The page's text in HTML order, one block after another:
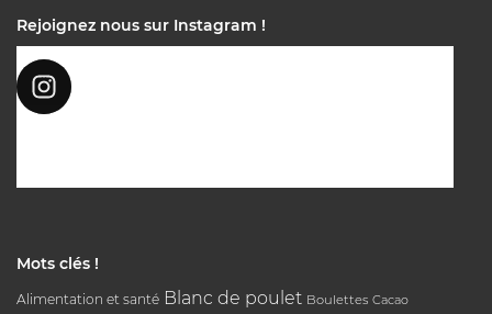
Rejoignez nous sur Instagram !
Mots clés !
Alimentation et santé Blanc de poulet Boulettes Cacao